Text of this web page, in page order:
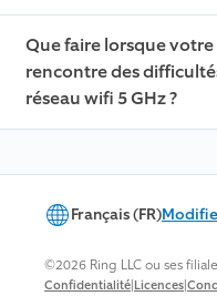
Que faire lorsque
rencontre des
réseau wifi 5 GHz ?
Français (FR)
©2026 Ring LLC ou ses
Confidentialité|Licences|